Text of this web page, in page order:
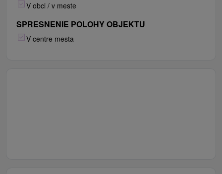
V obci / v meste
SPRESNENIE POLOHY OBJEKTU
V centre mesta